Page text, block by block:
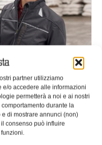
partner utilizziamo
e/o accedere alle informazioni
permetterà a noi e ai nostri
durante la
di mostrare annunci (non)
consenso può influire
outdoor proposte da
vento e dalle
nella